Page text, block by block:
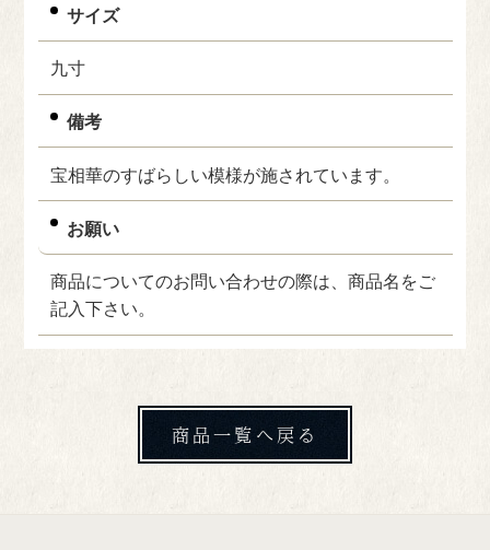
サイズ
九寸
備考
宝相華のすばらしい模様が施されています。
お願い
商品についてのお問い合わせの際は、商品名をご
記入下さい。
商品一覧へ戻る